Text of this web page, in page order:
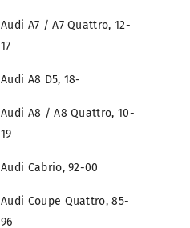
Audi A7 / A7 Quattro, 12-
17
Audi A8 D5, 18-
Audi A8 / A8 Quattro, 10-
19
Audi Cabrio, 92-00
Audi Coupe Quattro, 85-
96